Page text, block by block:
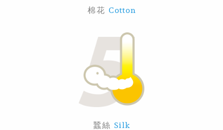
棉花 Cotton
蠶絲 Silk